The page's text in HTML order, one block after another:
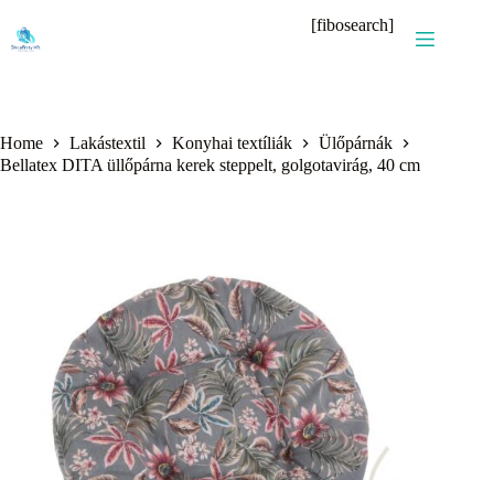
content
[fibosearch]
Home Lakástextil Konyhai textíliák
Ülőpárnák
Bellatex DITA üllőpárna kerek steppelt, golgotavirág, 40 cm